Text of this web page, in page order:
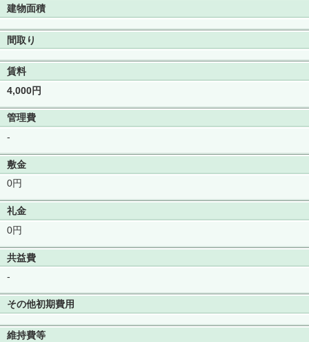
建物面積
間取り
賃料
4,000円
管理費
-
敷金
0円
礼金
0円
共益費
-
その他初期費用
維持費等